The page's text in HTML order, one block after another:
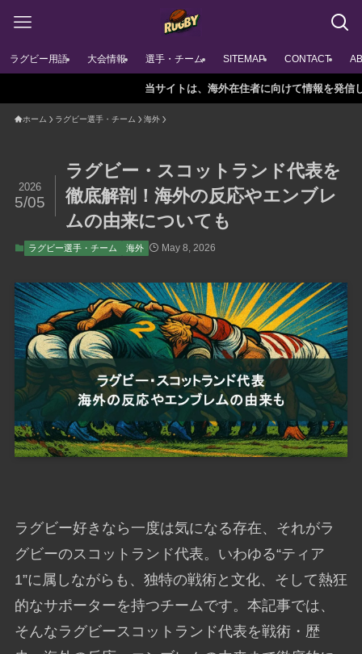
ラグビー用語 大会情報 選手・チーム SITEMAP CONTACT
当サイトは、海外在住者に向けて情報を発信しています。
ホーム ラグビー選手・チーム 海外
ラグビー・スコットランド代表を
徹底解剖！海外の反応やエンブレ
ムの由来についても
2026
5/05
ラグビー選手・チーム 海外 May 8, 2026
ラグビー好きなら一度は気になる存在、それがラ
グビーのスコットランド代表。いわゆる“ティア
1”に属しながらも、独特の戦術と文化、そして熱狂
的なサポーターを持つチームです。本記事では、
そんなラグビースコットランド代表を戦術・歴